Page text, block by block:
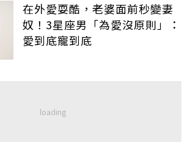
在外愛耍酷，老婆面前秒變妻
奴！3星座男「為愛沒原則」：
愛到底寵到底